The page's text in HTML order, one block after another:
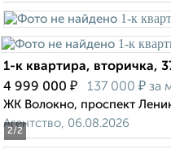
2/2
1-к квартира, вторичка,
4 999 000 ₽ 137 000 ₽ за
ЖК Волокно, проспект
Агентство, 06.08.2026